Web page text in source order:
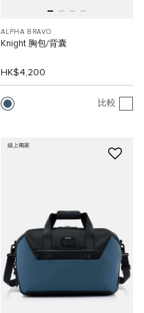
ALPHA BRAVO
Knight 胸包/背囊
HK$4,200
比較
線上獨家